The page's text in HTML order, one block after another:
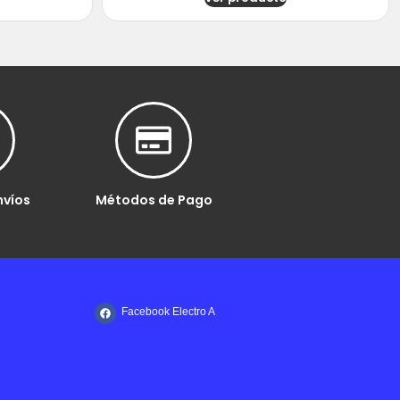
Métodos de Pago
Facebook Electro A